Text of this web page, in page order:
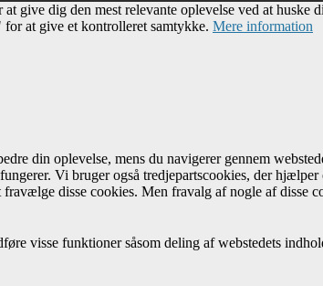
give dig den mest relevante oplevelse ved at
at give et kontrolleret samtykke. Mere information
din oplevelse, mens du navigerer gennem
Vi bruger også tredjepartscookies, der
disse cookies. Men fravalg af nogle af disse
visse funktioner såsom deling af webstedets